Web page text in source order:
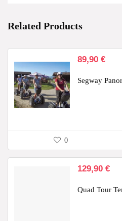
Related Products
89,90 €
Segway
0
129,90 €
Quad Tour